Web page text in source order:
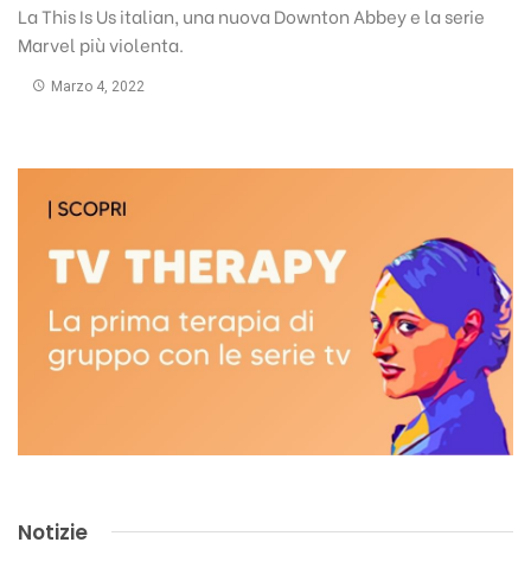
La This Is Us italian, una nuova Downton Abbey e la serie
Marvel più violenta.
Marzo 4, 2022
Notizie